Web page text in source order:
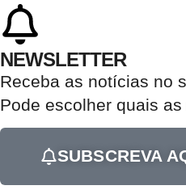
NEWSLETTER
Receba as notícias no
Pode escolher quais
SUBSCREVA